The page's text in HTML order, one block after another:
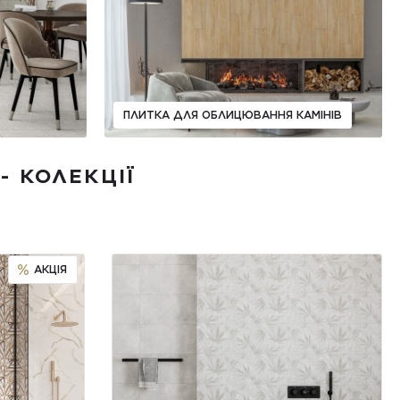
ПЛИТКА ДЛЯ ОБЛИЦЮВАННЯ КАМІНІВ
АКЦІЯ